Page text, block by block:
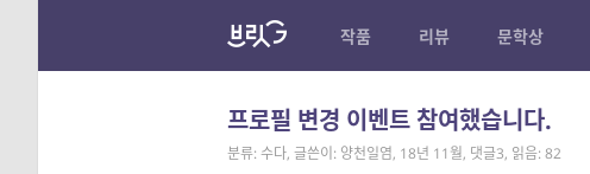
작품 리뷰 문학상
프로필 변경 이벤트 참여했습니다.
분류: 수다, 글쓴이: 양천일염, 18년 11월, 댓글3, 읽음: 82